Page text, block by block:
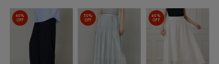
60%
OFF
30%
OFF
60%
OFF